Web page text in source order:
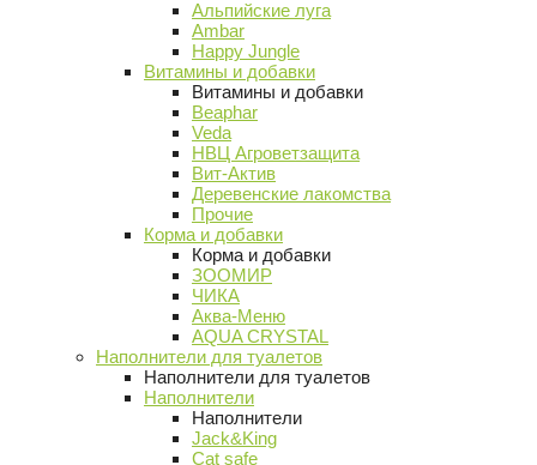
Альпийские луга
Ambar
Happy Jungle
Витамины и добавки
Витамины и добавки
Beaphar
Veda
НВЦ Агроветзащита
Вит-Актив
Деревенские лакомства
Прочие
Корма и добавки
Корма и добавки
ЗООМИР
ЧИКА
Аква-Меню
AQUA CRYSTAL
Наполнители для туалетов
Наполнители для туалетов
Наполнители
Наполнители
Jack&King
Cat safe